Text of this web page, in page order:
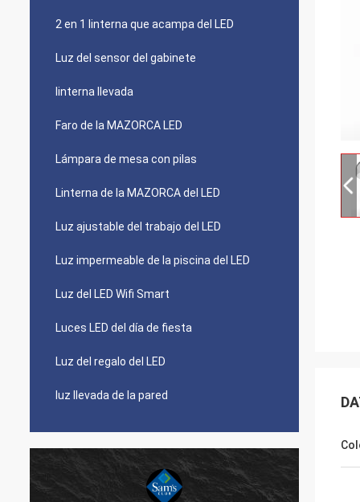
2 en 1 linterna que acampa del LED
Luz del sensor del gabinete
linterna llevada
Faro de la MAZORCA LED
Lámpara de mesa con pilas
Linterna de la MAZORCA del LED
Luz ajustable del trabajo del LED
Luz impermeable de la piscina del LED
Luz del LED Wifi Smart
Luces LED del día de fiesta
Luz del regalo del LED
luz llevada de la pared